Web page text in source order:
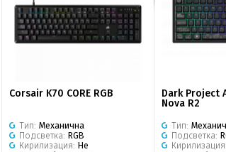
Corsair K70 CORE RGB
Тип: Механична
Подсветка: RGB
Кирилизация: Не
Dark Project
Nova R2
Тип:
Подсветка:
Кирилизация: